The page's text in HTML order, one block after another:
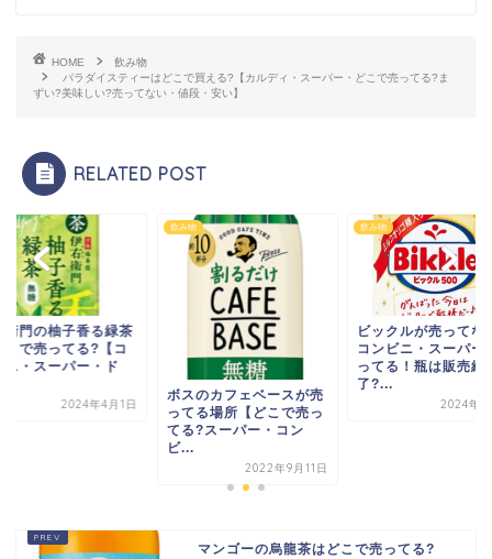
HOME
飲み物
パラダイスティーはどこで買える?【カルディ・スーパー・どこで売ってる?ま
ずい?美味しい?売ってない・値段・安い】
RELATED POST
衛門の柚子香る緑茶
こで売ってる?【コ
ニ・スーパー・ド
2024年4月1日
飲み物
ボスのカフェベースが売
ってる場所【どこで売っ
てる?スーパー・コン
ビ...
2022年9月11日
飲み物
ビックルが売ってな
コンビニ・スーパー
ってる！瓶は販売終
了?...
2024年5
マンゴーの烏龍茶はどこで売ってる?